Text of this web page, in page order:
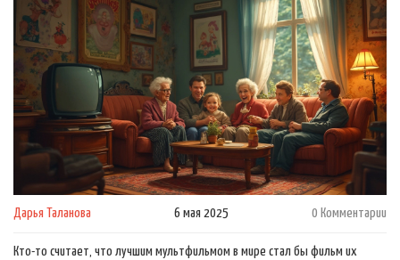
Дарья Таланова 6 мая 2025 0 Комментарии
Кто-то считает, что лучшим мультфильмом в мире стал бы фильм их